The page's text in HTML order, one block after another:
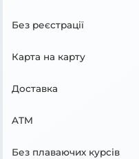
Без реєстрації
Карта на карту
Доставка
ATM
Без плаваючих курсів